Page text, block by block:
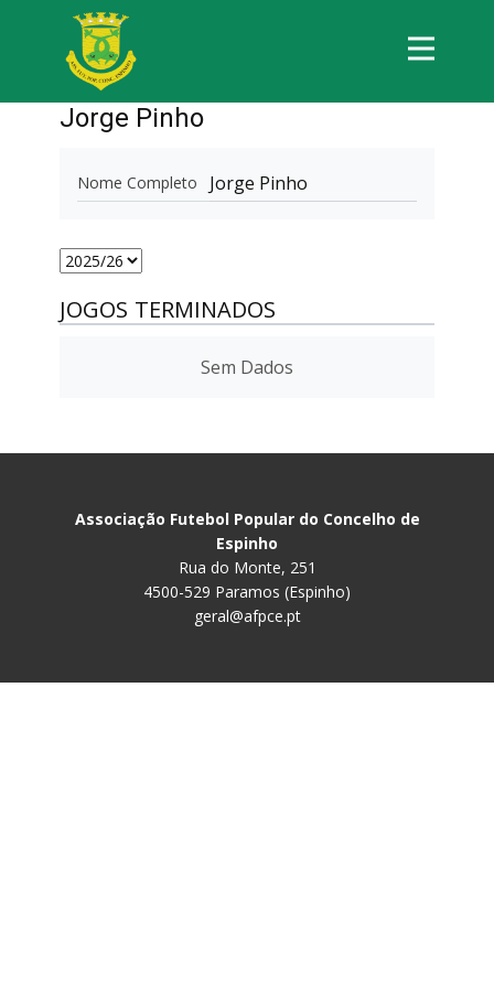
Jorge Pinho
Nome Completo Jorge Pinho
JOGOS TERMINADOS
Sem Dados
Associação Futebol Popular do Concelho de
Espinho
Rua do Monte, 251
4500-529 Paramos (Espinho)
geral@afpce.pt